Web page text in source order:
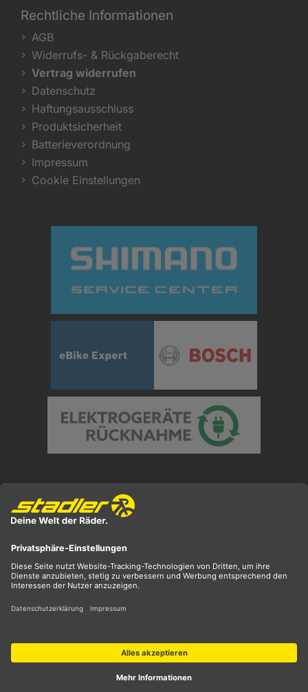
Rechtliche Informationen
AGB
Widerrufs- & Rückgaberecht
Vertrag widerrufen
Datenschutz
Haftungsausschluss
Produktsicherheit
Batterieverordnung
Impressum
Cookie Einstellungen
** ehemaliger UVP
*** Preis entspricht unserem Markteinführungspreis